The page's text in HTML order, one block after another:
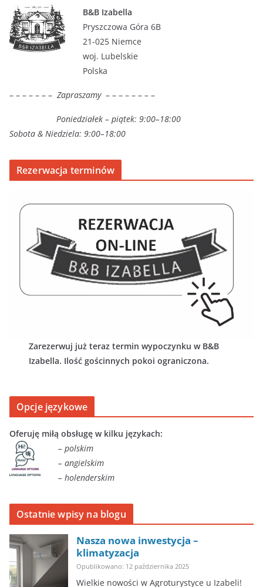
B&B Izabella
Pryszczowa Góra 6B
21-025 Niemce
woj. Lubelskie
Polska
– – – – – – – Zapraszamy – – – – – – – –
Poniedziałek – piątek: 9:00–18:00
Sobota & Niedziela: 9:00–18:00
Rezerwacja terminów
Zarezerwuj już teraz termin wypoczynku w B&B
Izabella. Ilość gościnnych pokoi ograniczona.
Opcje językowe
Oferuję miłą obsługę w kilku językach:
– polskim
– angielskim
– holenderskim
Ostatnie wpisy na blogu
Nasza nowa inwestycja –
klimatyzacja
Opublikowano: 12 października 2025
Wielkie nowości w Agroturystyce u Izabeli!